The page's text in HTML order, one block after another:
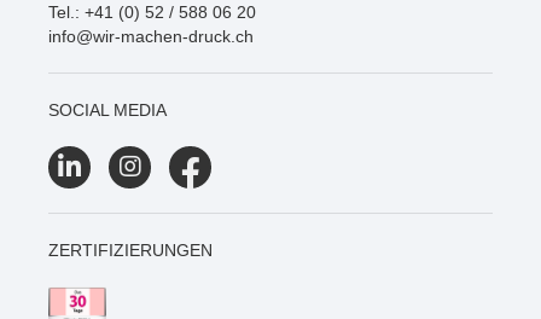
Tel.: +41 (0) 52 / 588 06 20
info@wir-machen-druck.ch
SOCIAL MEDIA
ZERTIFIZIERUNGEN